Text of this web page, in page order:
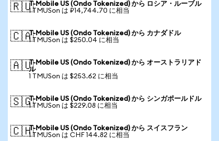
🇷🇺T-Mobile US (Ondo Tokenized) から ロシア・ルーブル
1 TMUSon は ₽14,744.70 に相当
🇨🇦T-Mobile US (Ondo Tokenized) から カナダドル
1 TMUSon は $250.04 に相当
🇦🇺T-Mobile US (Ondo Tokenized) から オーストラリアド
ル
1 TMUSon は $253.62 に相当
🇸🇬T-Mobile US (Ondo Tokenized) から シンガポールドル
1 TMUSon は $229.08 に相当
🇨🇭T-Mobile US (Ondo Tokenized) から スイスフラン
1 TMUSon は CHF 144.82 に相当